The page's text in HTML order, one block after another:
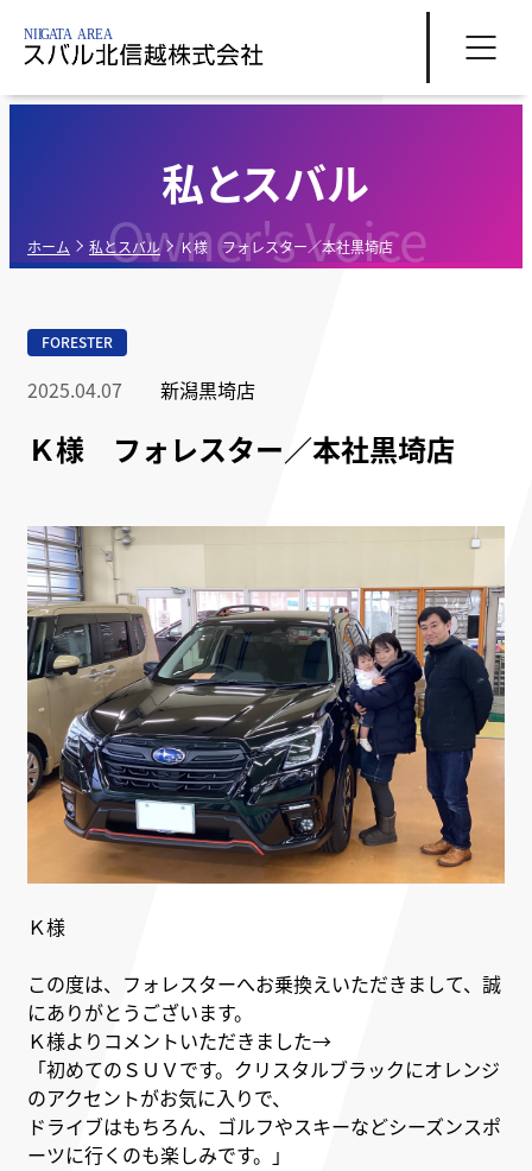
Owner's Voice
私とスバル
ホーム 私とスバル Ｋ様 フォレスター／本社黒埼店
FORESTER
2025.04.07 新潟黒埼店
Ｋ様 フォレスター／本社黒埼店
Ｋ様
この度は、フォレスターへお乗換えいただきまして、誠
にありがとうございます。
Ｋ様よりコメントいただきました→
「初めてのＳＵＶです。クリスタルブラックにオレンジ
のアクセントがお気に入りで、
ドライブはもちろん、ゴルフやスキーなどシーズンスポ
ーツに行くのも楽しみです。」